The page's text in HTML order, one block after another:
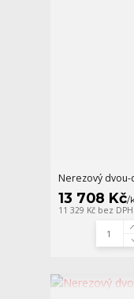
Nerezový dvou-
13 708 Kč/
11 329 Kč bez DPH